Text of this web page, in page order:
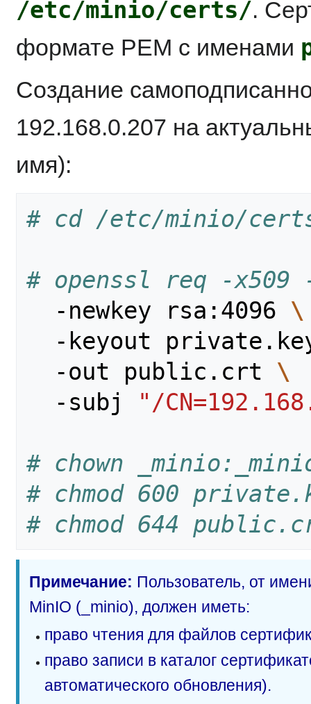
/etc/minio/certs/.
формате PEM с именами
Создание
192.168.0.207 на
имя):
# cd /etc/minio/
# openssl req -x509
  -newkey rsa:4096
\
-keyout
  -out public.crt
\
  -subj
"/
# chown
# chmod 600
# chmod 644
Примечание: Пользователь, от
MinIO (_minio), должен иметь:
право чтения для файлов
право записи в каталог
автоматического обновления).